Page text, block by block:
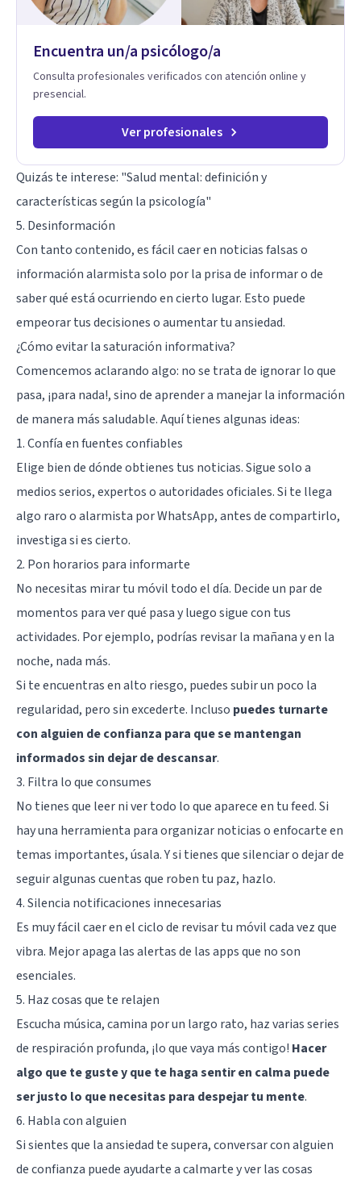
Encuentra un/a psicólogo/a
Consulta profesionales verificados con atención online y
presencial.
Ver profesionales
Quizás te interese: "Salud mental: definición y
características según la psicología"
5. Desinformación
Con tanto contenido, es fácil caer en noticias falsas o
información alarmista solo por la prisa de informar o de
saber qué está ocurriendo en cierto lugar. Esto puede
empeorar tus decisiones o aumentar tu ansiedad.
¿Cómo evitar la saturación informativa?
Comencemos aclarando algo: no se trata de ignorar lo que
pasa, ¡para nada!, sino de aprender a manejar la información
de manera más saludable. Aquí tienes algunas ideas:
1. Confía en fuentes confiables
Elige bien de dónde obtienes tus noticias. Sigue solo a
medios serios, expertos o autoridades oficiales. Si te llega
algo raro o alarmista por WhatsApp, antes de compartirlo,
investiga si es cierto.
2. Pon horarios para informarte
No necesitas mirar tu móvil todo el día. Decide un par de
momentos para ver qué pasa y luego sigue con tus
actividades. Por ejemplo, podrías revisar la mañana y en la
noche, nada más.
Si te encuentras en alto riesgo, puedes subir un poco la
regularidad, pero sin excederte. Incluso puedes turnarte
con alguien de confianza para que se mantengan
informados sin dejar de descansar.
3. Filtra lo que consumes
No tienes que leer ni ver todo lo que aparece en tu feed. Si
hay una herramienta para organizar noticias o enfocarte en
temas importantes, úsala. Y si tienes que silenciar o dejar de
seguir algunas cuentas que roben tu paz, hazlo.
4. Silencia notificaciones innecesarias
Es muy fácil caer en el ciclo de revisar tu móvil cada vez que
vibra. Mejor apaga las alertas de las apps que no son
esenciales.
5. Haz cosas que te relajen
Escucha música, camina por un largo rato, haz varias series
de respiración profunda, ¡lo que vaya más contigo! Hacer
algo que te guste y que te haga sentir en calma puede
ser justo lo que necesitas para despejar tu mente.
6. Habla con alguien
Si sientes que la ansiedad te supera, conversar con alguien
de confianza puede ayudarte a calmarte y ver las cosas